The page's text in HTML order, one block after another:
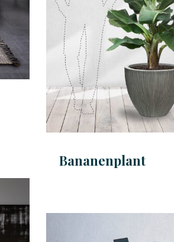
Bananenplant